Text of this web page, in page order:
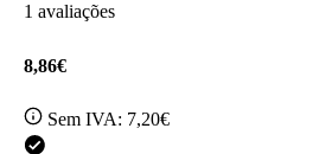
1 avaliações
8,86€
Sem IVA: 7,20€